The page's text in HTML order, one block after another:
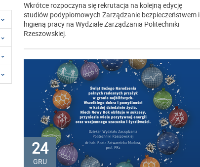
Wkrótce rozpoczyna się rekrutacja na kolejną edycję
studiów podyplomowych Zarządzanie bezpieczeństwem i
higieną pracy na Wydziale Zarządzania Politechniki
Rzeszowskiej.
24
GRU